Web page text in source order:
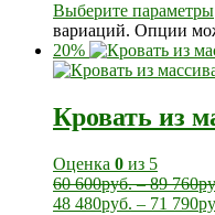
Выберите параметры
вариаций. Опции
20%
Кровать из
Оценка 0 из 5
60 600руб.–89 760
48 480руб. – 71 790